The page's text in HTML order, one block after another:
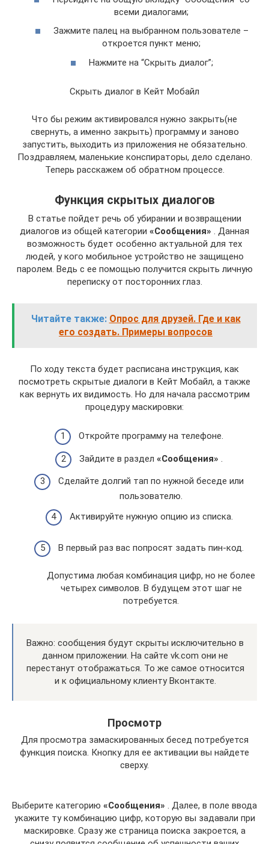
всеми диалогами;
Зажмите палец на выбранном пользователе –
откроется пункт меню;
Нажмите на “Скрыть диалог”;
Скрыть диалог в Кейт Мобайл
Что бы режим активировался нужно закрыть(не
свернуть, а именно закрыть) программу и заново
запустить, выходить из приложения не обязательно.
Поздравляем, маленькие конспираторы, дело сделано.
Теперь расскажем об обратном процессе.
Функция скрытых диалогов
В статье пойдет речь об убирании и возвращении
диалогов из общей категории «Сообщения» . Данная
возможность будет особенно актуальной для тех
людей, у кого мобильное устройство не защищено
паролем. Ведь с ее помощью получится скрыть личную
переписку от посторонних глаз.
Читайте также: Опрос для друзей. Где и как
его создать. Примеры вопросов
По ходу текста будет расписана инструкция, как
посмотреть скрытые диалоги в Кейт Мобайл, а также
как вернуть их видимость. Но для начала рассмотрим
процедуру маскировки:
Откройте программу на телефоне.
Зайдите в раздел «Сообщения» .
Сделайте долгий тап по нужной беседе или
пользователю.
Активируйте нужную опцию из списка.
В первый раз вас попросят задать пин-код.
Допустима любая комбинация цифр, но не более
четырех символов. В будущем этот шаг не
потребуется.
Важно: сообщения будут скрыты исключительно в
данном приложении. На сайте vk.com они не
перестанут отображаться. То же самое относится
и к официальному клиенту Вконтакте.
Просмотр
Для просмотра замаскированных бесед потребуется
функция поиска. Кнопку для ее активации вы найдете
сверху.
Выберите категорию «Сообщения» . Далее, в поле ввода
укажите ту комбинацию цифр, которую вы задавали при
маскировке. Сразу же страница поиска закроется, а